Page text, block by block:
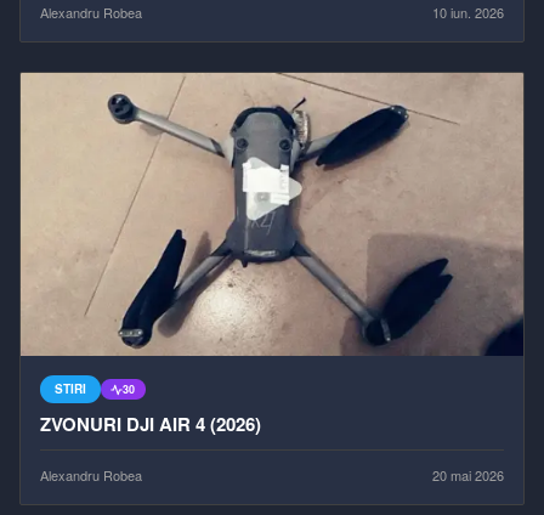
Alexandru Robea 10 iun. 2026
STIRI 30
ZVONURI DJI AIR 4 (2026)
Alexandru Robea 20 mai 2026